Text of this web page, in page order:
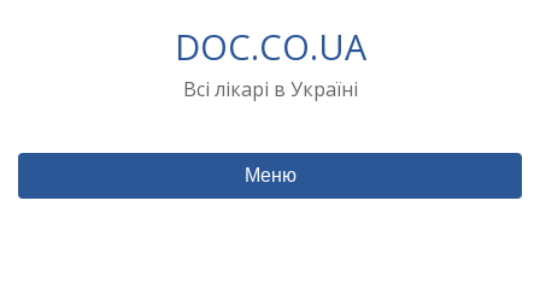
DOC.CO.UA
Всі лікарі в Україні
Меню